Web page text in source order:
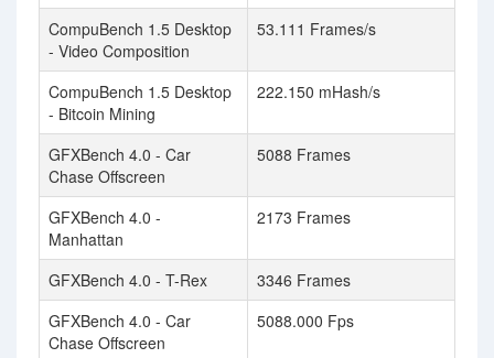
CompuBench 1.5 Desktop
- Video Composition
53.111 Frames/s
CompuBench 1.5 Desktop
- Bitcoin Mining
222.150 mHash/s
GFXBench 4.0 - Car
Chase Offscreen
5088 Frames
GFXBench 4.0 -
Manhattan
2173 Frames
GFXBench 4.0 - T-Rex
3346 Frames
GFXBench 4.0 - Car
Chase Offscreen
5088.000 Fps